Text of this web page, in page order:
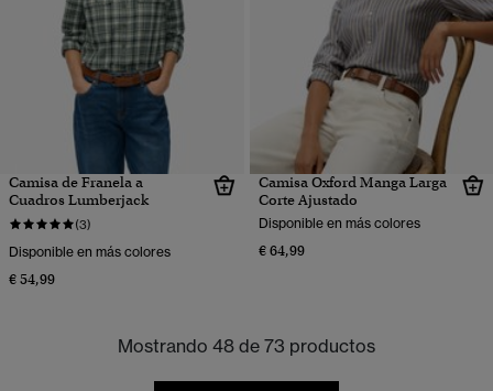
Camisa de Franela a
Cuadros Lumberjack
(3)
Disponible en más colores
€ 54,99
Camisa Oxford Manga Larga
Corte Ajustado
Disponible en más colores
€ 64,99
Mostrando 48 de 73 productos